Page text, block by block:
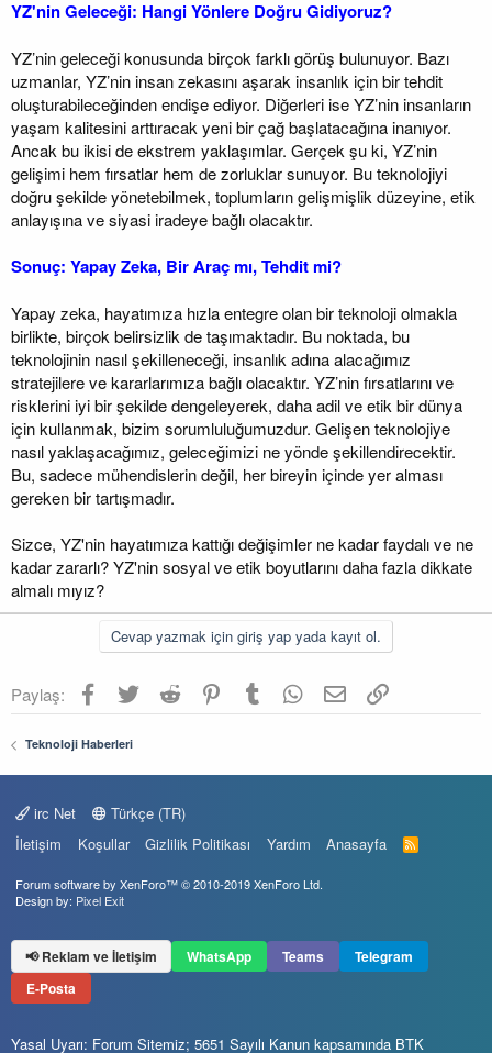
YZ'nin Geleceği: Hangi Yönlere Doğru Gidiyoruz?
YZ’nin geleceği konusunda birçok farklı görüş bulunuyor. Bazı
uzmanlar, YZ’nin insan zekasını aşarak insanlık için bir tehdit
oluşturabileceğinden endişe ediyor. Diğerleri ise YZ’nin insanların
yaşam kalitesini arttıracak yeni bir çağ başlatacağına inanıyor.
Ancak bu ikisi de ekstrem yaklaşımlar. Gerçek şu ki, YZ’nin
gelişimi hem fırsatlar hem de zorluklar sunuyor. Bu teknolojiyi
doğru şekilde yönetebilmek, toplumların gelişmişlik düzeyine, etik
anlayışına ve siyasi iradeye bağlı olacaktır.
Sonuç: Yapay Zeka, Bir Araç mı, Tehdit mi?
Yapay zeka, hayatımıza hızla entegre olan bir teknoloji olmakla
birlikte, birçok belirsizlik de taşımaktadır. Bu noktada, bu
teknolojinin nasıl şekilleneceği, insanlık adına alacağımız
stratejilere ve kararlarımıza bağlı olacaktır. YZ’nin fırsatlarını ve
risklerini iyi bir şekilde dengeleyerek, daha adil ve etik bir dünya
için kullanmak, bizim sorumluluğumuzdur. Gelişen teknolojiye
nasıl yaklaşacağımız, geleceğimizi ne yönde şekillendirecektir.
Bu, sadece mühendislerin değil, her bireyin içinde yer alması
gereken bir tartışmadır.
Sizce, YZ'nin hayatımıza kattığı değişimler ne kadar faydalı ve ne
kadar zararlı? YZ'nin sosyal ve etik boyutlarını daha fazla dikkate
almalı mıyız?
Cevap yazmak için giriş yap yada kayıt ol.
Paylaş: Facebook
TwitterReddit PinterestTumblr WhatsApp
E-postaLink
Teknoloji Haberleri
irc Net
Türkçe (TR)
İletişim
Koşullar Gizlilik Politikası Yardım Anasayfa
R
S
Forum software by XenForo™© 2010-2019 XenForo Ltd.
Design by: Pixel Exit
📢 Reklam ve İletişim WhatsApp Teams
Telegram
E-Posta
Yasal Uyarı: Forum Sitemiz; 5651 Sayılı Kanun kapsamında BTK